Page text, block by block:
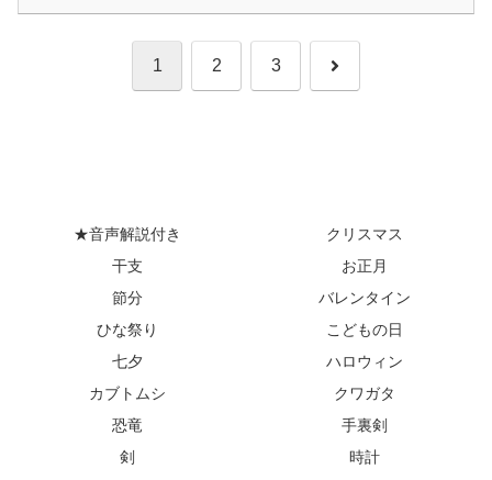
1 2 3 次
★音声解説付き
クリスマス
干支
お正月
節分
バレンタイン
ひな祭り
こどもの日
七夕
ハロウィン
カブトムシ
クワガタ
恐竜
手裏剣
剣
時計